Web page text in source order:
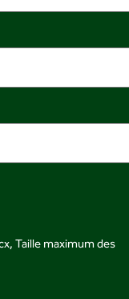
Taille maximum des